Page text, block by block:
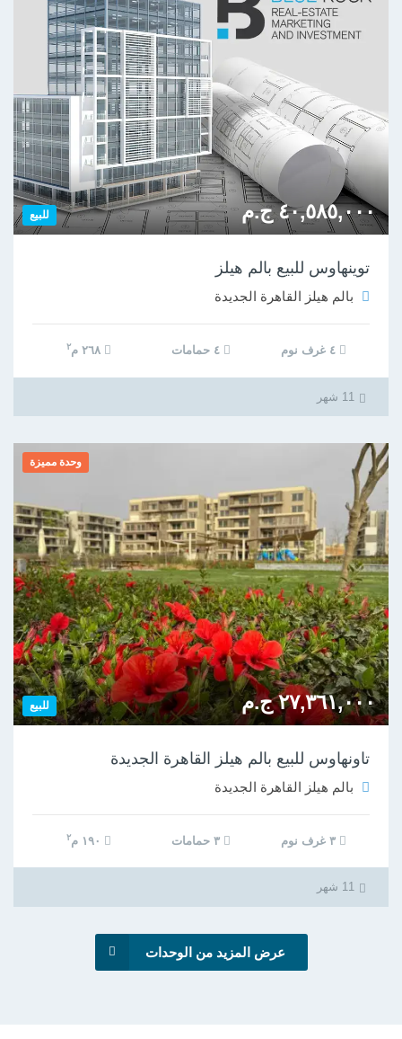
للبيع ٤٠,٥٨٥,٠٠٠ ج.م
توينهاوس للبيع بالم هيلز
بالم هيلز القاهرة الجديدة
٤ غرف نوم ٢٦٨ م ٢
11 شهر
وحدة مميزة
للبيع ٢٧,٣٦١,٠٠٠ ج.م
تاونهاوس للبيع بالم هيلز القاهرة الجديدة
بالم هيلز القاهرة الجديدة
٣ غرف نوم ٢
11 شهر
عرض المزيد من الوحدات